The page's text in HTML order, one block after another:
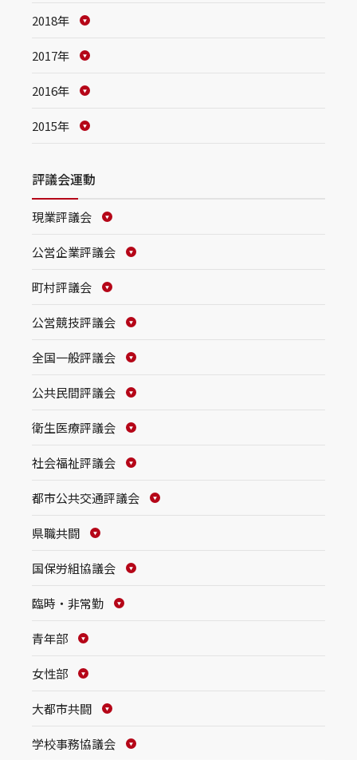
2018年
2017年
2016年
2015年
評議会運動
現業評議会
公営企業評議会
町村評議会
公営競技評議会
全国一般評議会
公共民間評議会
衛生医療評議会
社会福祉評議会
都市公共交通評議会
県職共闘
国保労組協議会
臨時・非常勤
青年部
女性部
大都市共闘
学校事務協議会